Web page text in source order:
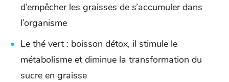
d’empêcher les graisses de s’accumuler dans
l’organisme
Le thé vert : boisson détox, il stimule le
métabolisme et diminue la transformation du
sucre en graisse